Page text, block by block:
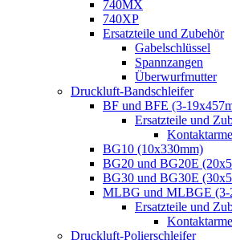
740MX
740XP
Ersatzteile und Zubehör
Gabelschlüssel
Spannzangen
Überwurfmutter
Druckluft-Bandschleifer
BF und BFE (3-
Ersatzteile und
Kontaktarme
BG10 (10x330mm)
BG20 und BG20E
BG30 und BG30E
MLBG und MLBGE (3-
Ersatzteile und
Kontaktarme
Druckluft-Polierschleifer